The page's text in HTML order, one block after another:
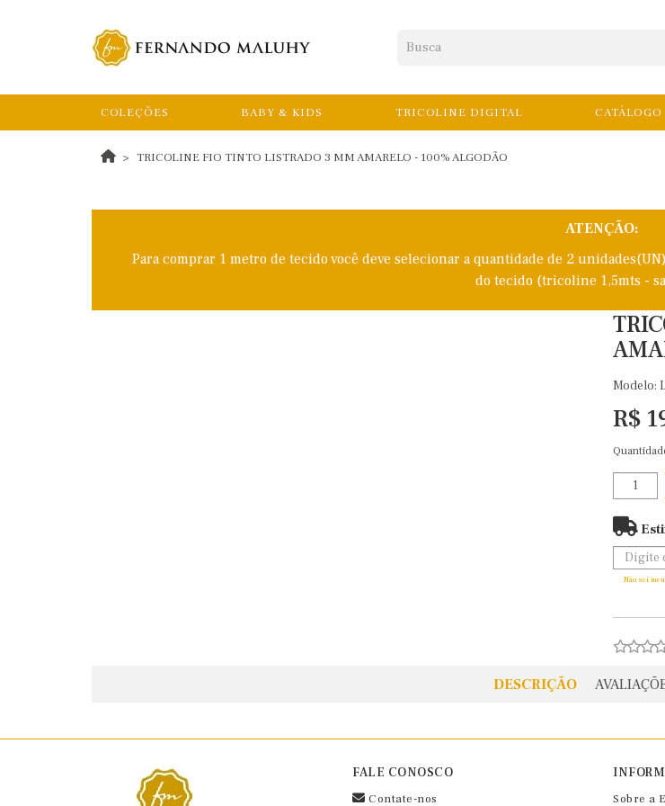
COLEÇÕES BABY & KIDS TRICOLINE DIGITAL CATÁLOGO
TRICOLINE FIO TINTO LISTRADO 3 MM AMARELO - 100% ALGODÃO
ATENÇÃO:
Para comprar 1 metro de tecido você deve selecionar a quantidade de 2
do tecido (tricoline 1,5mts -
Modelo:
R$
Não sei
DESCRIÇÃO
FALE CONOSCO
Contate-nos Sobre a